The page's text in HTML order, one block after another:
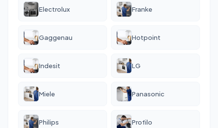
Electrolux Franke
Gaggenau Hotpoint
Indesit LG
Miele Panasonic
Philips Profilo